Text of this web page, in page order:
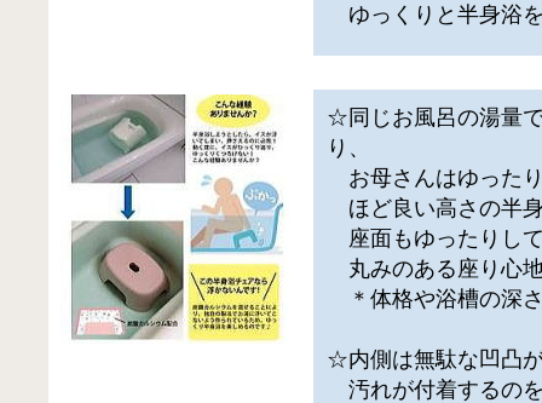
ゆっくりと半身浴
☆同じお風呂の湯量
り、
お母さんはゆった
ほど良い高さの半
座面もゆったりし
丸みのある座り心
＊体格や浴槽の深
☆内側は無駄な凹凸
汚れが付着するの